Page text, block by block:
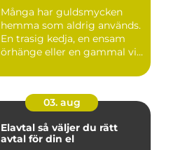
Många har guldsmycken
hemma som aldrig används.
En trasig kedja, en ensam
örhänge eller en gammal vi...
03. aug
Elavtal så väljer du rätt
avtal för din el